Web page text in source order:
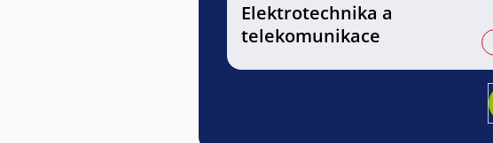
Elektrotechnika a
telekomunikace